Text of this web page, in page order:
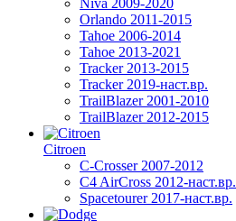
Orlando 2011-2015
Tahoe 2006-2014
Tahoe 2013-2021
Tracker 2013-2015
Tracker 2019-наст.вр.
TrailBlazer 2001-2010
TrailBlazer 2012-2015
Citroen
C-Crosser 2007-2012
C4 AirCross 2012-наст.вр.
Spacetourer 2017-наст.вр.